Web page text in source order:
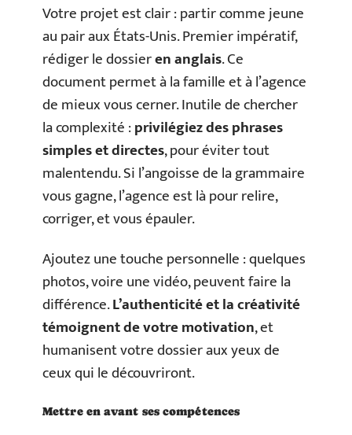
Votre projet est clair : partir comme jeune
au pair aux États-Unis. Premier impératif,
rédiger le dossieren anglais. Ce
document permet à la famille et à l’agence
de mieux vous cerner. Inutile de chercher
la complexité :privilégiez des phrases
simples et directes, pour éviter tout
malentendu. Si l’angoisse de la grammaire
vous gagne, l’agence est là pour relire,
corriger, et vous épauler.
Ajoutez une touche personnelle : quelques
photos, voire une vidéo, peuvent faire la
différence.L’authenticité et la créativité
témoignent de votre motivation, et
humanisent votre dossier aux yeux de
ceux qui le découvriront.
Mettre en avant ses compétences